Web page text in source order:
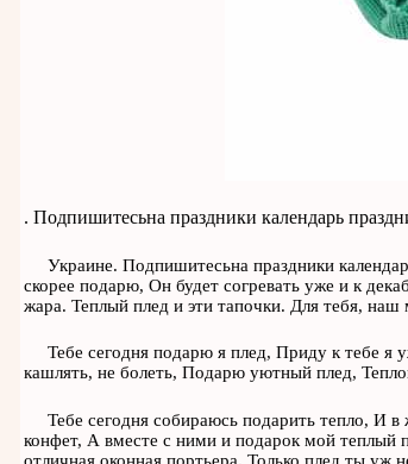
. Подпишитесьна праздники календарь
Украине. Подпишитесьна праздники
скорее подарю, Он будет согревать уже и к
жара. Теплый плед и эти тапочки. Для тебя, наш
Тебе сегодня подарю я плед, Приду к тебе я
кашлять, не болеть, Подарю уютный плед,
Тебе сегодня собираюсь подарить тепло, И
конфет, А вместе с ними и подарок мой теплый